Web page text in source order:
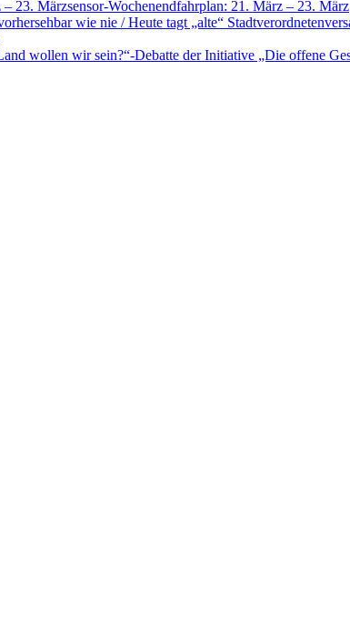
sensor-Wochenendfahrplan: 21. März – 23. März